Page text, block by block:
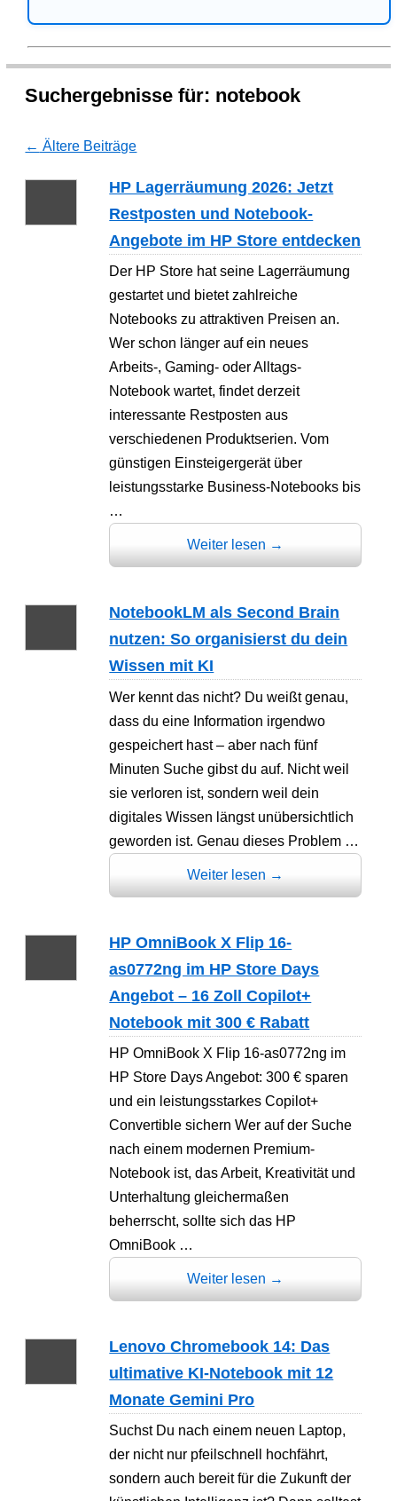
Suchergebnisse für: notebook
← Ältere Beiträge
HP Lagerräumung 2026: Jetzt
Restposten und Notebook-
Angebote im HP Store entdecken
Der HP Store hat seine Lagerräumung
gestartet und bietet zahlreiche
Notebooks zu attraktiven Preisen an.
Wer schon länger auf ein neues
Arbeits-, Gaming- oder Alltags-
Notebook wartet, findet derzeit
interessante Restposten aus
verschiedenen Produktserien. Vom
günstigen Einsteigergerät über
leistungsstarke Business-Notebooks bis
…
Weiter lesen →
NotebookLM als Second Brain
nutzen: So organisierst du dein
Wissen mit KI
Wer kennt das nicht? Du weißt genau,
dass du eine Information irgendwo
gespeichert hast – aber nach fünf
Minuten Suche gibst du auf. Nicht weil
sie verloren ist, sondern weil dein
digitales Wissen längst unübersichtlich
geworden ist. Genau dieses Problem …
Weiter lesen →
HP OmniBook X Flip 16-
as0772ng im HP Store Days
Angebot – 16 Zoll Copilot+
Notebook mit 300 € Rabatt
HP OmniBook X Flip 16-as0772ng im
HP Store Days Angebot: 300 € sparen
und ein leistungsstarkes Copilot+
Convertible sichern Wer auf der Suche
nach einem modernen Premium-
Notebook ist, das Arbeit, Kreativität und
Unterhaltung gleichermaßen
beherrscht, sollte sich das HP
OmniBook …
Weiter lesen →
Lenovo Chromebook 14: Das
ultimative KI-Notebook mit 12
Monate Gemini Pro
Suchst Du nach einem neuen Laptop,
der nicht nur pfeilschnell hochfährt,
sondern auch bereit für die Zukunft der